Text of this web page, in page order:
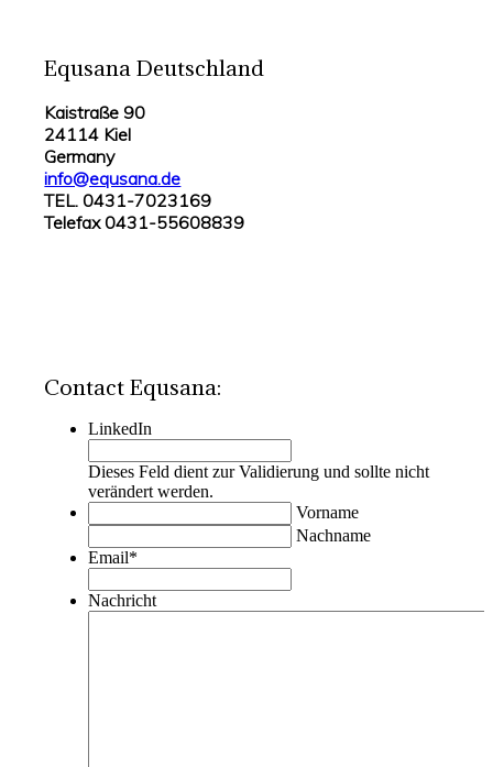
Equsana Deutschland
Kaistraße 90
24114 Kiel
Germany
info@equsana.de
TEL. 0431-7023169
Telefax 0431-55608839
Contact Equsana:
LinkedIn
Dieses Feld dient zur Validierung und sollte nicht
verändert werden.
Vorname
Nachname
Email*
Nachricht